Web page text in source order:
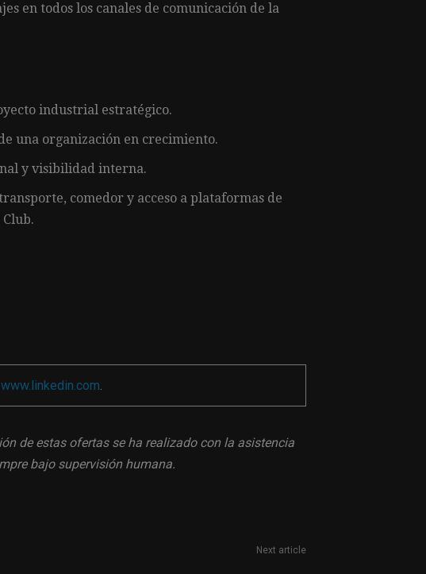
en todos los canales de comunicación de la
industrial estratégico.
una organización en crecimiento.
y visibilidad interna.
comedor y acceso a plataformas de
www.linkedin.com
de estas ofertas se ha realizado con la asistencia
bajo supervisión humana.
Next article